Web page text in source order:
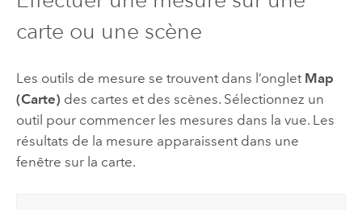
carte ou une scène
Les outils de mesure se trouvent dans l’onglet Map
(Carte) des cartes et des scènes. Sélectionnez un
outil pour commencer les mesures dans la vue. Les
résultats de la mesure apparaissent dans une
fenêtre sur la carte.